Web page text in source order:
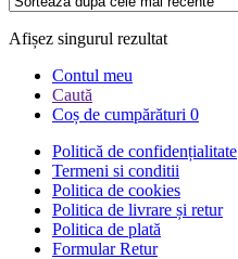
Afișez singurul rezultat
Contul meu
Caută
Coș de cumpărături 0
Politică de confidențialitate
Termeni si conditii
Politica de cookies
Politica de livrare și retur
Politica de plată
Formular Retur